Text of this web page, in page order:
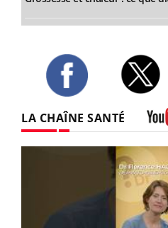
LA CHAÎNE SANTÉ